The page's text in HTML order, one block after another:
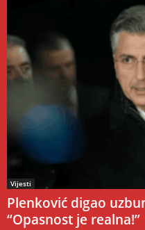
Vijesti
Plenković digao
“Opasnost je realna!”